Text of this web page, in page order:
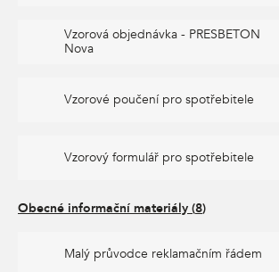
Vzorová objednávka - PRESBETON
Nova
Vzorové poučení pro spotřebitele
Vzorový formulář pro spotřebitele
Obecné informační materiály (8)
Malý průvodce reklamačním řádem